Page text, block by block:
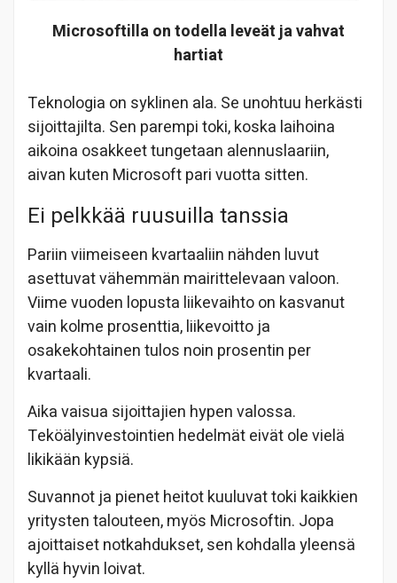
Microsoftilla on todella leveät ja vahvat
hartiat
Teknologia on syklinen ala. Se unohtuu herkästi
sijoittajilta. Sen parempi toki, koska laihoina
aikoina osakkeet tungetaan alennuslaariin,
aivan kuten Microsoft pari vuotta sitten.
Ei pelkkää ruusuilla tanssia
Pariin viimeiseen kvartaaliin nähden luvut
asettuvat vähemmän mairittelevaan valoon.
Viime vuoden lopusta liikevaihto on kasvanut
vain kolme prosenttia, liikevoitto ja
osakekohtainen tulos noin prosentin per
kvartaali.
Aika vaisua sijoittajien hypen valossa.
Teköälyinvestointien hedelmät eivät ole vielä
likikään kypsiä.
Suvannot ja pienet heitot kuuluvat toki kaikkien
yritysten talouteen, myös Microsoftin. Jopa
ajoittaiset notkahdukset, sen kohdalla yleensä
kyllä hyvin loivat.